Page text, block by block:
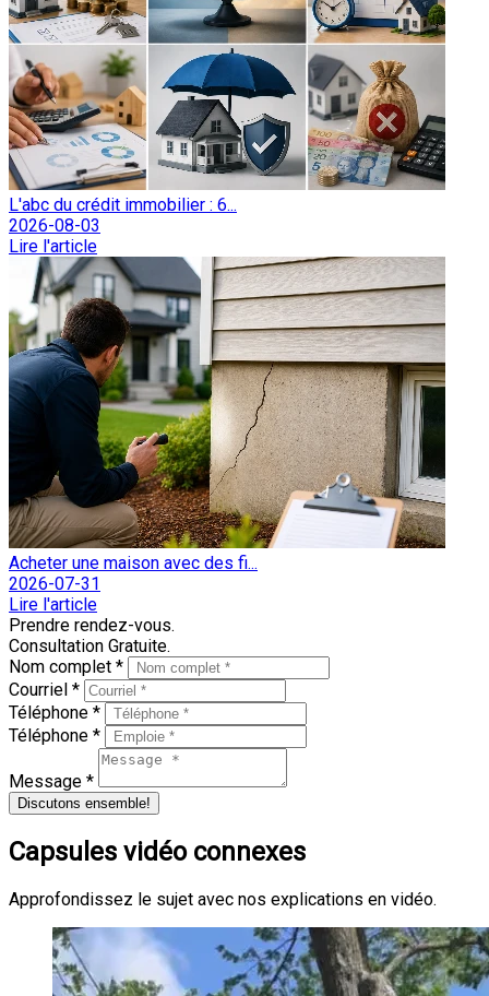
L'abc du crédit immobilier : 6...
2026-08-03
Lire l'article
Acheter une maison avec des fi...
2026-07-31
Lire l'article
Prendre rendez-vous.
Consultation Gratuite.
Nom complet *
Courriel *
Téléphone *
Téléphone *
Message *
Discutons ensemble!
Capsules vidéo connexes
Approfondissez le sujet avec nos explications en vidéo.